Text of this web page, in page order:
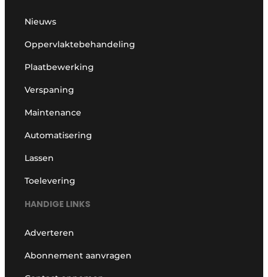
Nieuws
Oppervlaktebehandeling
Plaatbewerking
Verspaning
Maintenance
Automatisering
Lassen
Toelevering
HANDIGE LINKS
Adverteren
Abonnement aanvragen